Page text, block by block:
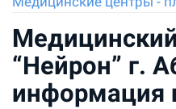
“Нейрон” г.
информация